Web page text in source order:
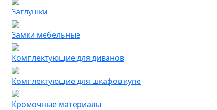
Заглушки
Замки мебельные
Комплектующие для диванов
Комплектующие для шкафов купе
Кромочные материалы